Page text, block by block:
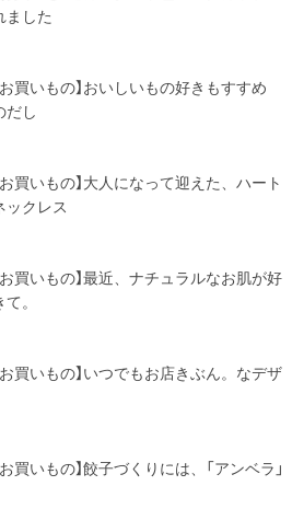
ました
お買いもの】おいしいもの好きもすすめ
だし
買いもの】大人になって迎えた、ハート
ックレス
お買いもの】最近、ナチュラルなお肌が好
。
お買いもの】いつでもお店きぶん。なデザ
買いもの】餃子づくりには、「アンベラ」